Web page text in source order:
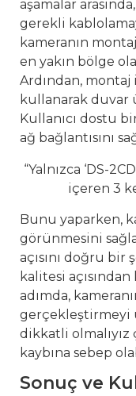
aşamalar
gerekli
kameranın
en yakın bölge
Ardından,
kullanarak duvar
Kullanıcı dostu
ağ bağlantısını
“Yalnızca ‘DS-
içeren 3
Bunu yaparken,
görünmesini
açısını doğru
kalitesi
adımda,
gerçekleştirmeyi
dikkatli
kaybına sebep
Sonuç ve